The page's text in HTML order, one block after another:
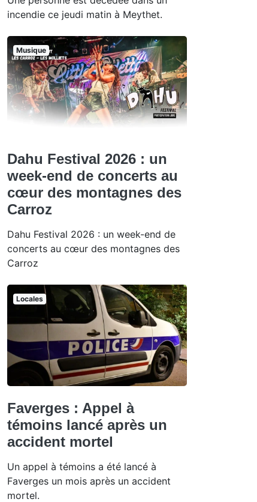
incendie ce jeudi matin à Meythet.
Musique
Dahu Festival 2026 : un
week-end de concerts au
cœur des montagnes des
Carroz
Dahu Festival 2026 : un week-end de
concerts au cœur des montagnes des
Carroz
Locales
Faverges : Appel à
témoins lancé après un
accident mortel
Un appel à témoins a été lancé à
Faverges un mois après un accident
mortel.